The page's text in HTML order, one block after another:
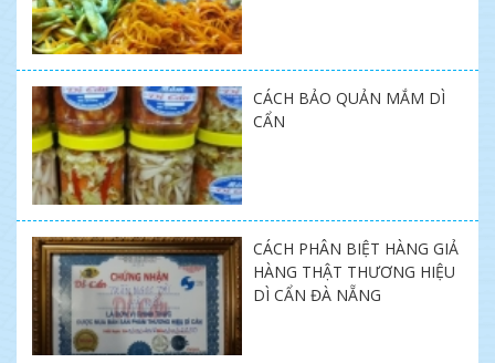
CÁCH BẢO QUẢN MẮM DÌ
CẨN
CÁCH PHÂN BIỆT HÀNG GIẢ
HÀNG THẬT THƯƠNG HIỆU
DÌ CẨN ĐÀ NẴNG